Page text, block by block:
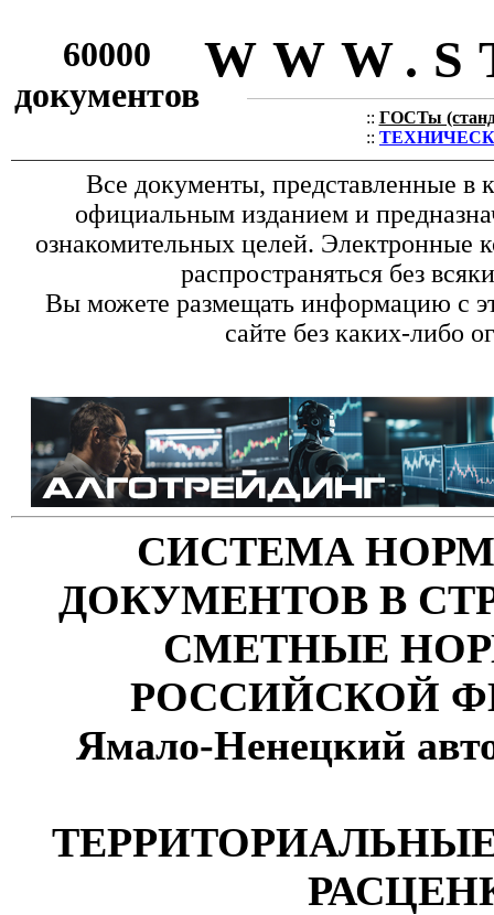
60000
документов
:: ГОСТы
::
Все документы, представленные в
официальным изданием и
ознакомительных целей. Электронные
распространяться без
Вы можете размещать информацию с
сайте без каких-либо
СИСТЕМА
ДОКУМЕНТОВ В
СМЕТНЫЕ
РОССИЙСКОЙ
Ямало-Ненецкий